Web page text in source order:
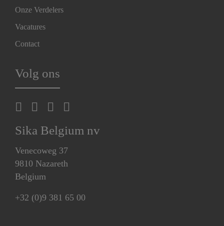
Onze Verdelers
Vacatures
Contact
Volg ons
Sika Belgium nv
Venecoweg 37
9810 Nazareth
Belgium
+32 (0)9 381 65 00